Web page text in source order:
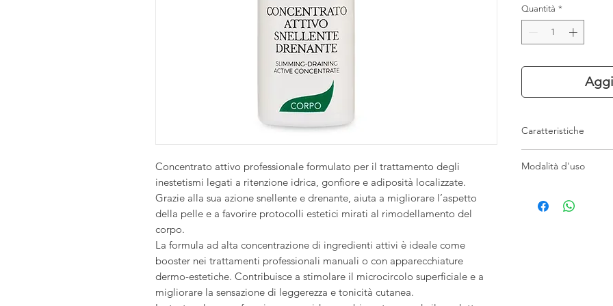
Concentrato attivo professionale formulato per il trattamento degli
inestetismi legati a ritenzione idrica, gonfiore e adiposità localizzate.
Grazie alla sua azione snellente e drenante, aiuta a migliorare l’aspetto
della pelle e a favorire protocolli estetici mirati al rimodellamento del
corpo.
La formula ad alta concentrazione di ingredienti attivi è ideale come
booster nei trattamenti professionali manuali o con apparecchiature
dermo-estetiche. Contribuisce a stimolare il microcircolo superficiale e a
migliorare la sensazione di leggerezza e tonicità cutanea.
Quantità *
Caratteristiche
Azione snellente
Aiuta a
Ottimo come
Modalità d'uso
massaggiare fino a